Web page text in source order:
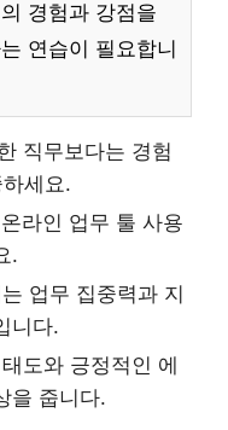
경험과 강점을
연습이 필요합니
직무보다는 경험
세요.
라인 업무 툴 사용
.
업무 집중력과 지
니다.
도와 긍정적인 에
을 줍니다.